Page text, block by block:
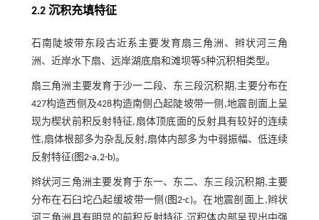
2.2 沉积充填特征
石南陡坡带东段古近系主要发育扇三角洲、辫状河三角
洲、近岸水下扇、远岸湖底扇和滩坝等5种沉积相类型。
扇三角洲主要发育于沙一二段、东三段沉积期,主要分布在
427构造西侧及428构造南侧凸起陡坡带一侧,地震剖面上呈
现为楔状前积反射特征,扇体顶底面的反射具有较好的连续
性,扇体根部多为杂乱反射,扇体内部多为中弱振幅、低连续
反射特征(图2-a,2-b)。
辫状河三角洲主要发育于东一、东二、东三段沉积期,主要
分布在石臼坨凸起缓坡带一侧(图2-c)。在地震剖面上,辫状